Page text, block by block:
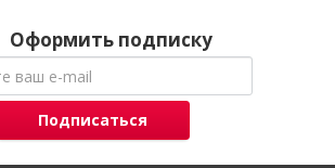
Оформить подписку
Подписаться